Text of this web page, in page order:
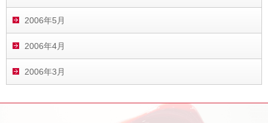
2006年5月
2006年4月
2006年3月